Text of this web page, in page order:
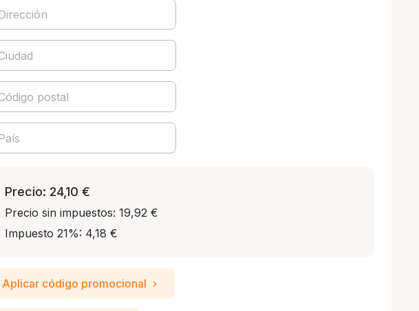
Precio: 24,10 €
Precio sin impuestos: 19,92 €
Impuesto 21%: 4,18 €
Aplicar código promocional